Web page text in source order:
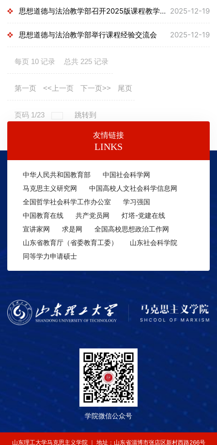
思想道德与法治教学部召开2025版课程教学大纲修订专题研讨会 2025-12-19
思想道德与法治教学部举行课程经验交流会 2025-12-19
每页 10 记录 总共 225 记录
第一页 <<上一页 下一页>> 尾页
页码 1/23 跳转到
友情链接
LINKS
中华人民共和国教育部
中国社会科学网
马克思主义研究网
中国高校人文社会科学信息网
全国哲学社会科学工作办公室
学习强国
中国教育在线
共产党员网
灯塔-党建在线
宣讲家网
求是网
全国高校思想政治工作网
山东省教育厅（省委教育工委）
山东社会科学院
同等学力申请硕士
学院微信公众号
山东理工大学马克思主义学院 ｜ 地址：山东省淄博市张店区新村西路266号